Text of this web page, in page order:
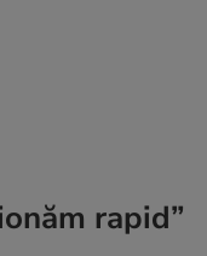
rapid”